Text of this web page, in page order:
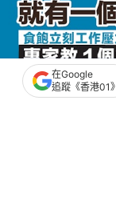
撰文：浩賢
在Google
追蹤《香港01》